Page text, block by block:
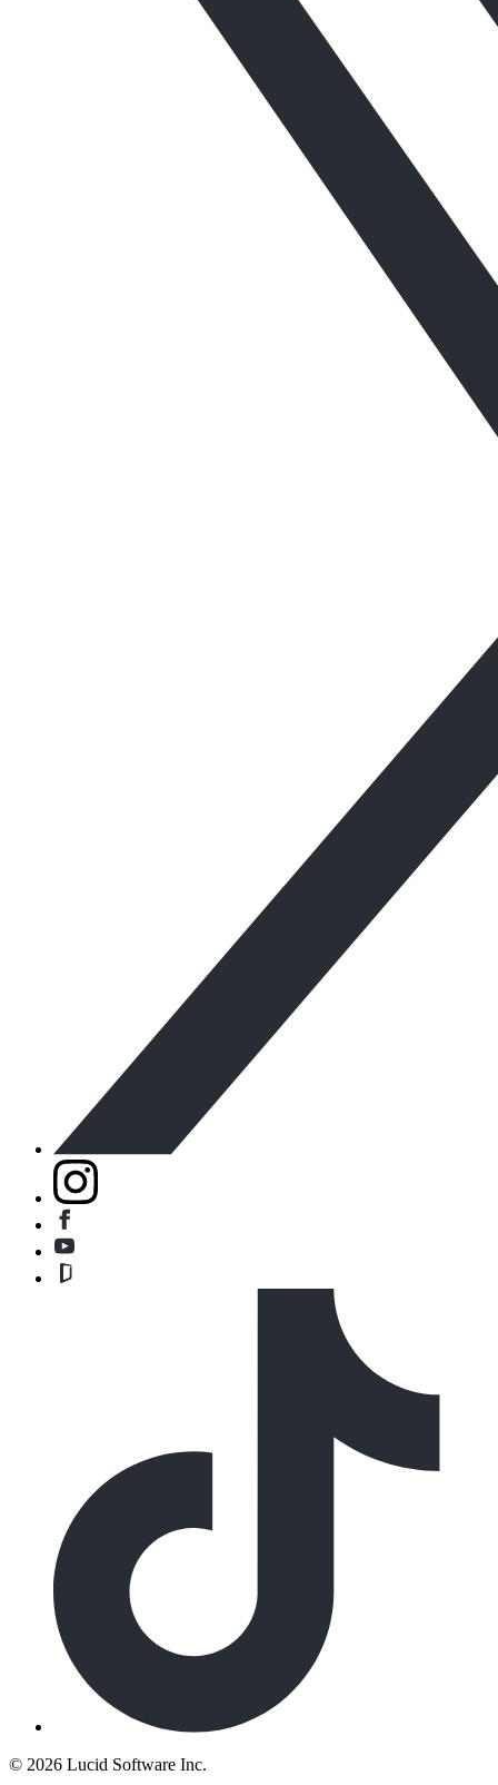
© 2026 Lucid Software Inc.